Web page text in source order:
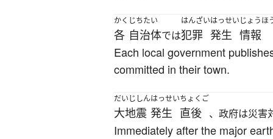
かく
各
じちたい
自治体では
はんざい
犯罪
はっせい
発生
じょうほ
情報
Each local government
committed in their town.
だいじしん
大地震
はっせい
発生
ちょくご
直後 、政府は災害
Immediately after the major